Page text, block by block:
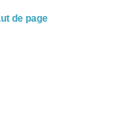
de page